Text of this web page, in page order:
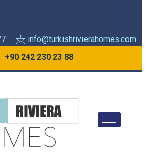
info@turkishrivierahomes.com
+90 242 230 23 88